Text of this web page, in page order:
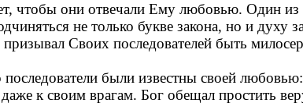
чтобы они отвечали Ему любовью. Один из
не только букве закона, но и духу
призывал Своих последователей быть
были известны своей
к своим врагам. Бог обещал простить